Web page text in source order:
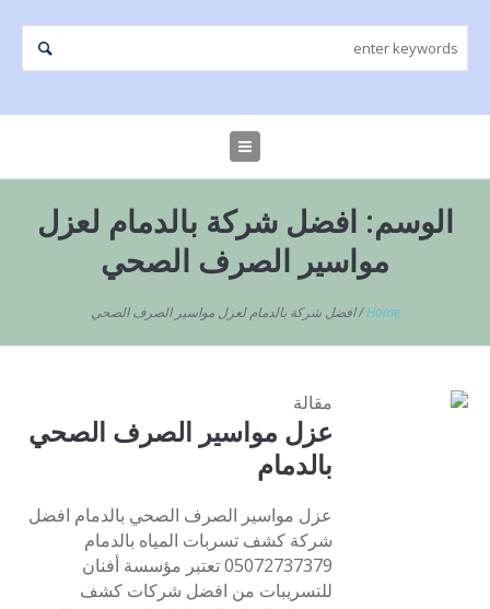
الوسم: افضل شركة بالدمام لعزل
مواسير الصرف الصحي
Home
/افضل شركة بالدمام لعزل مواسير الصرف الصحي
مقالة
عزل مواسير الصرف الصحي
بالدمام
عزل مواسير الصرف الصحي بالدمام افضل
شركة كشف تسربات المياه بالدمام
05072737379 تعتبر مؤسسة أفنان
للتسريبات من افضل شركات كشف